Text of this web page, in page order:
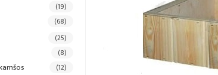
(19)
(68)
(25)
(8)
(12)